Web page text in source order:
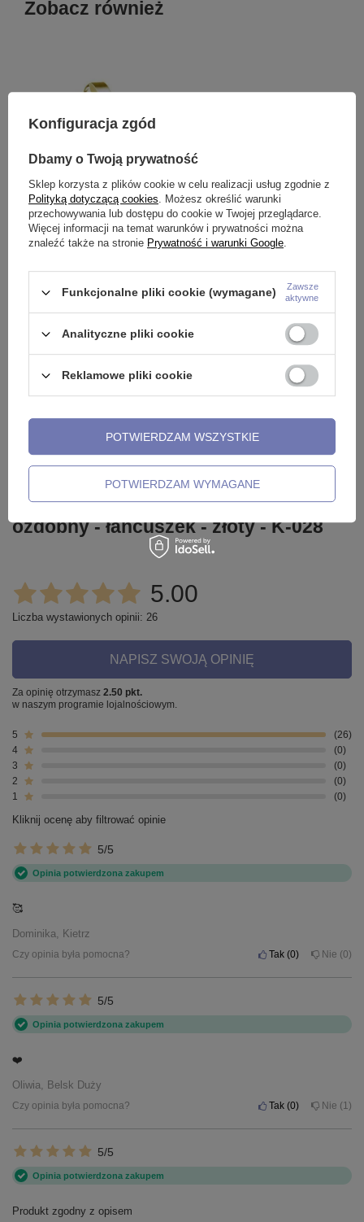
Zobacz również
Kolczyk HUGGIE ozdobny
Kolczyk HUGGIE łańcuszek
niezwłocznie, najciekawsze
pytania i odpowiedzi publikując
Opinie o Kolczyk kółko clicker
ozdobny - łańcuszek - złoty - K-028
5.00
Liczba wystawionych opinii: 26
NAPISZ SWOJĄ OPINIĘ
Za opinię otrzymasz 2.50 pkt.
w naszym programie lojalnościowym.
5
26
4
0
3
0
2
0
1
0
Kliknij ocenę aby filtrować opinie
5/5
Opinia potwierdzona zakupem
🥰
Dominika, Kietrz
Czy opinia była pomocna? Tak 0 Nie 0
5/5
Opinia potwierdzona zakupem
❤️
Oliwia, Belsk Duży
Czy opinia była pomocna? Tak 0 Nie 1
5/5
Opinia potwierdzona zakupem
Produkt zgodny z opisem
Konfiguracja zgód
Dbamy o Twoją prywatność
Sklep korzysta z plików cookie w celu realizacji usług zgodnie z
Polityką dotyczącą cookies. Możesz określić warunki
przechowywania lub dostępu do cookie w Twojej przeglądarce.
Więcej informacji na temat warunków i prywatności można
znaleźć także na stronie Prywatność i warunki Google.
Funkcjonalne pliki cookie (wymagane)
Zawsze
aktywne
Analityczne pliki cookie
Reklamowe pliki cookie
POTWIERDZAM WYMAGANE
POTWIERDZAM WSZYSTKIE